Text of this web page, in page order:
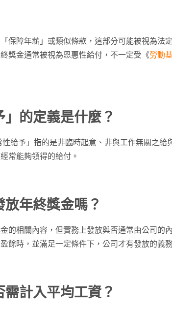
保障年薪」或類似條款，這部分可能被視為法
獎金通常被視為恩惠性給付，不一定受《勞動
的定義是什麼？
給予」指的是非臨時起意、非與工作無關之給
常能夠領得的給付。
年終獎金嗎？
的相關內容，但實務上發放與否通常由公司的
餘時，並滿足一定條件下，公司才有發放的義務
計入平均工資？